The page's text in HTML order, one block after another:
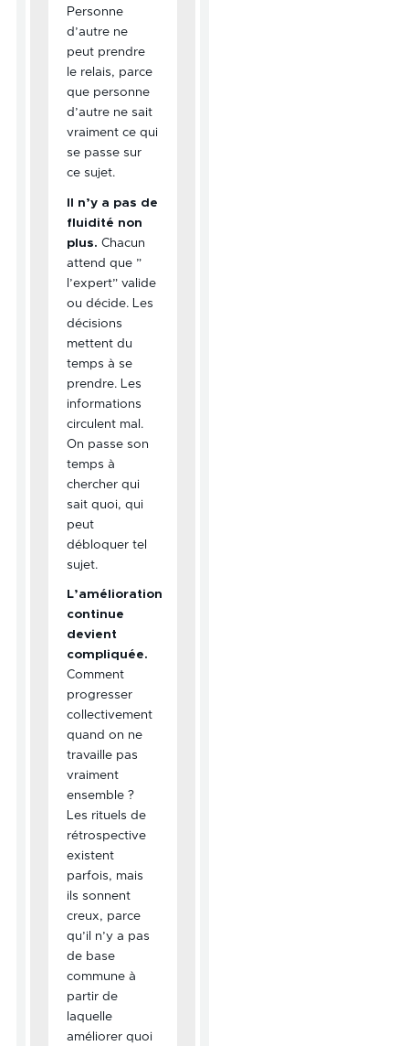
Personne
d’autre ne
peut prendre
le relais, parce
que personne
d’autre ne sait
vraiment ce qui
se passe sur
ce sujet.
Il n’y a pas de
fluidité non
plus. Chacun
attend que ”
l’expert” valide
ou décide. Les
décisions
mettent du
temps à se
prendre. Les
informations
circulent mal.
On passe son
temps à
chercher qui
sait quoi, qui
peut
débloquer tel
sujet.
L’amélioration
continue
devient
compliquée.
Comment
progresser
collectivement
quand on ne
travaille pas
vraiment
ensemble ?
Les rituels de
rétrospective
existent
parfois, mais
ils sonnent
creux, parce
qu’il n’y a pas
de base
commune à
partir de
laquelle
améliorer quoi